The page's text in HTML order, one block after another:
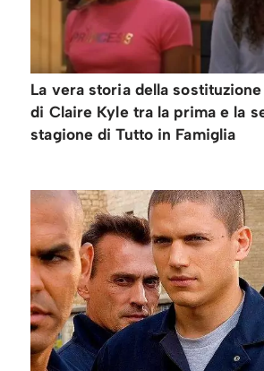
La vera storia della
di Claire Kyle tra la prima e la
stagione di Tutto in Famiglia